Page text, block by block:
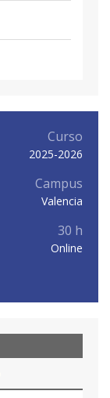
Curso
2025-2026
Campus
Valencia
30 h
Online